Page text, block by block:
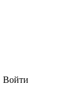
Войти